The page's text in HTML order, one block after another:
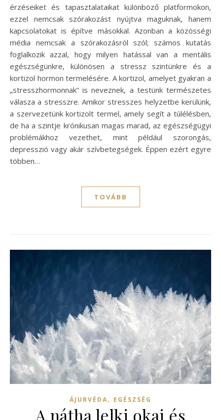
érzéseiket és tapasztalataikat különböző platformokon,
ezzel nemcsak szórakozást nyújtva maguknak, hanem
kapcsolatokat is építve másokkal. Azonban a közösségi
média nemcsak a szórakozásról szól; számos kutatás
foglalkozik azzal, hogy milyen hatással van a mentális
egészségünkre, különösen a stressz szintünkre és a
kortizol hormon termelésére. A kortizol, amelyet gyakran a
„stresszhormonnak” is neveznek, a testünk természetes
válasza a stresszre. Amikor stresszes helyzetbe kerülünk,
a szervezetünk kortizolt termel, amely segít a túlélésben,
de ha a szintje krónikusan magas marad, az egészségügyi
problémákhoz vezethet, mint például szorongás,
depresszió vagy akár szívbetegségek. Éppen ezért egyre
többen…
TOVÁBB
ÁJURVÉDA, EGÉSZSÉG
A nátha lelki okai és